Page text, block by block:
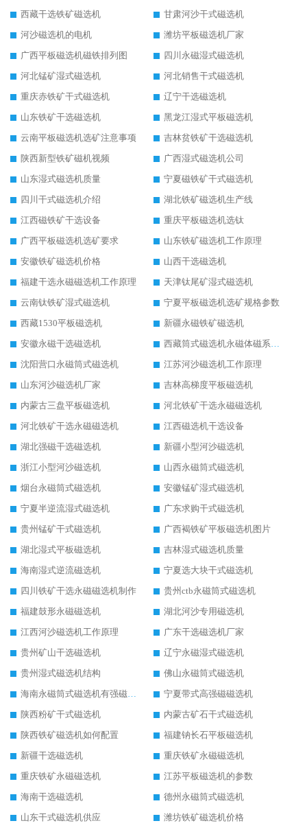
西藏干选铁矿磁选机
甘肃河沙干式磁选机
河沙磁选机的电机
潍坊平板磁选机厂家
广西平板磁选机磁铁排列图
四川永磁湿式磁选机
河北锰矿湿式磁选机
河北销售干式磁选机
重庆赤铁矿干式磁选机
辽宁干选磁选机
山东铁矿干选磁选机
黑龙江湿式平板磁选机
云南平板磁选机选矿注意事项
吉林贫铁矿干选磁选机
陕西新型铁矿磁机视频
广西湿式磁选机公司
山东湿式磁选机质量
宁夏磁铁矿干式磁选机
四川干式磁选机介绍
湖北铁矿磁选机生产线
江西磁铁矿干选设备
重庆平板磁选机选钛
广西平板磁选机选矿要求
山东铁矿磁选机工作原理
安徽铁矿磁选机价格
山西干选磁选机
福建干选永磁磁选机工作原理
天津钛尾矿湿式磁选机
云南钛铁矿湿式磁选机
宁夏平板磁选机选矿规格参数
西藏1530平板磁选机
新疆永磁铁矿磁选机
安徽永磁干选磁选机
西藏筒式磁选机永磁体磁系设计
沈阳营口永磁筒式磁选机
江苏河沙磁选机工作原理
山东河沙磁选机厂家
吉林高梯度平板磁选机
内蒙古三盘平板磁选机
河北铁矿干选永磁磁选机
河北铁矿干选永磁磁选机
江西磁选机干选设备
湖北强磁干选磁选机
新疆小型河沙磁选机
浙江小型河沙磁选机
山西永磁筒式磁选机
烟台永磁筒式磁选机
安徽锰矿湿式磁选机
宁夏半逆流湿式磁选机
广东求购干式磁选机
贵州锰矿干式磁选机
广西褐铁矿平板磁选机图片
湖北湿式平板磁选机
吉林湿式磁选机质量
海南湿式逆流磁选机
宁夏选大块干式磁选机
四川铁矿干选永磁磁选机制作
贵州ctb永磁筒式磁选机
福建鼓形永磁磁选机
湖北河沙专用磁选机
江西河沙磁选机工作原理
广东干选磁选机厂家
贵州矿山干选磁选机
辽宁永磁湿式磁选机
贵州湿式磁选机结构
佛山永磁筒式磁选机
海南永磁筒式磁选机有强磁的吗
宁夏带式高强磁磁选机
陕西粉矿干式磁选机
内蒙古矿石干式磁选机
陕西铁矿磁选机如何配置
福建钠长石平板磁选机
新疆干选磁选机
重庆铁矿永磁磁选机
重庆铁矿永磁磁选机
江苏平板磁选机的参数
海南干选磁选机
德州永磁筒式磁选机
山东干式磁选机供应
潍坊铁矿磁选机价格